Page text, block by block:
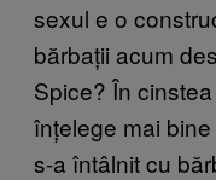
sexul e o
bărbații acum
Spice? În
înțelege mai bine
s-a întâlnit cu